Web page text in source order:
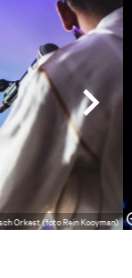
Orkest (foto Rein Kooyman)